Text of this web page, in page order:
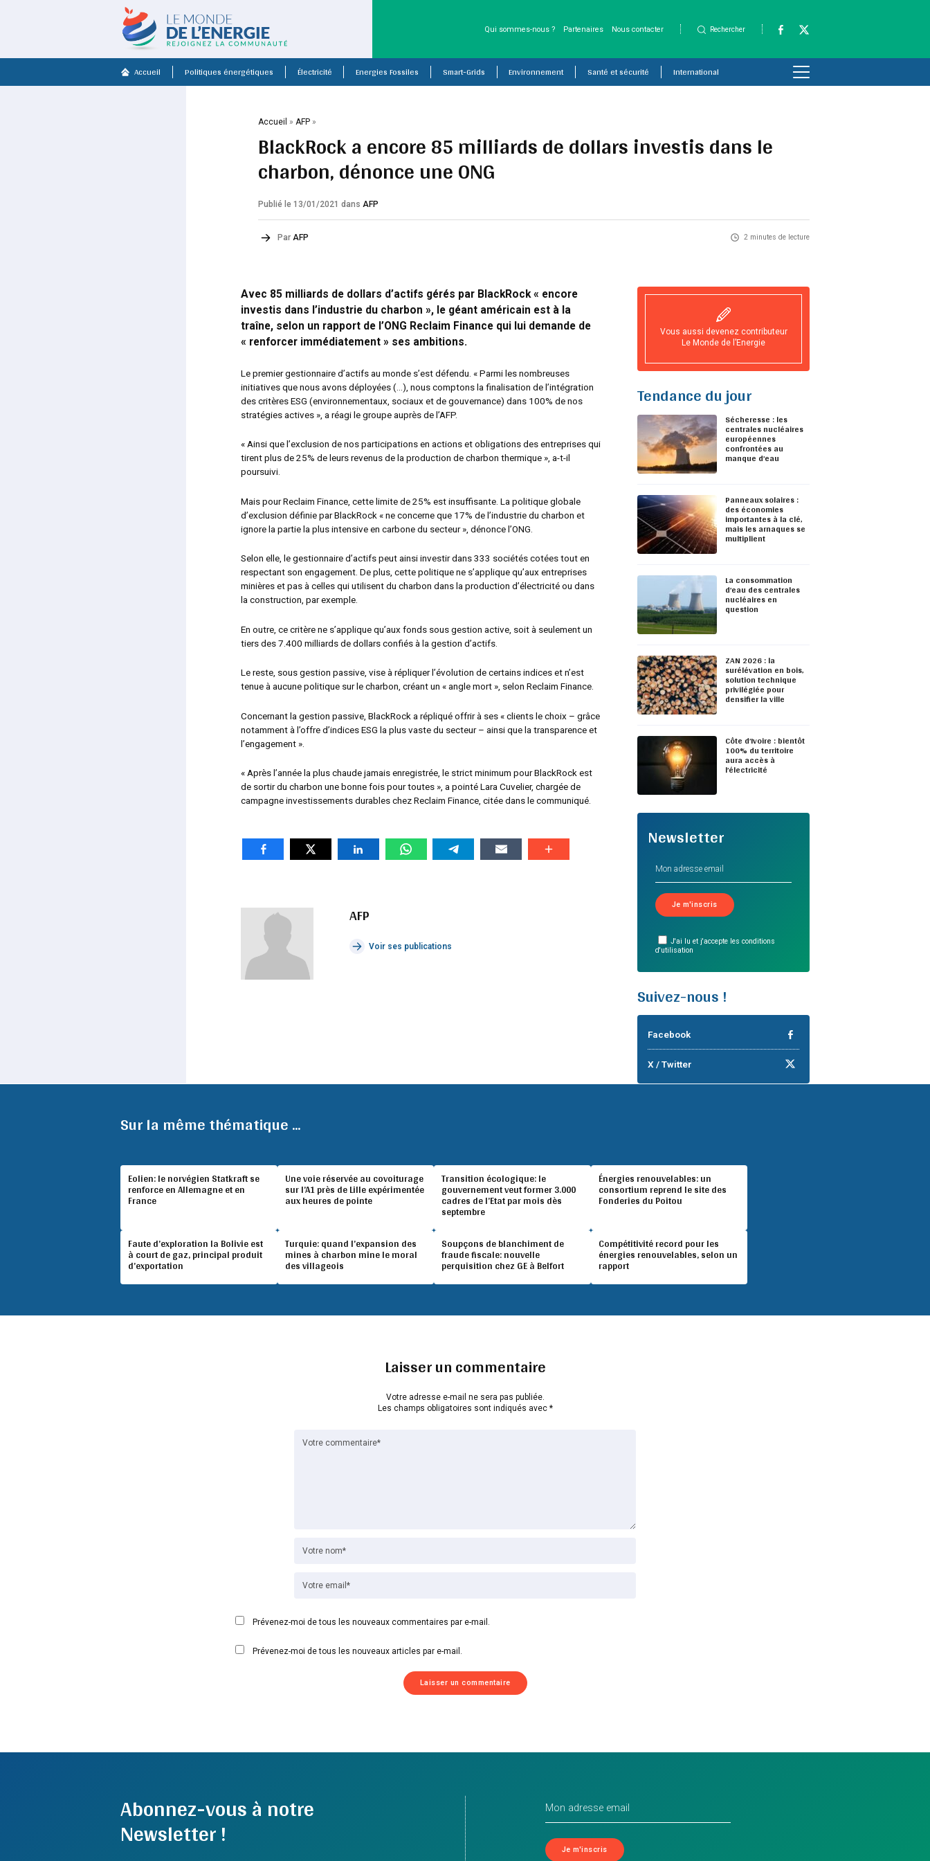
Qui sommes-nous ? Partenaires Nous contacter Rechercher
Accueil Politiques énergétiques Électricité Energies Fossiles Smart-Grids Environnement Santé et sécurité International
Accueil »AFP »
BlackRock a encore 85 milliards de dollars investis dans le
charbon, dénonce une ONG
Publié le 13/01/2021dans AFP
Par AFP 2 minutes de lecture
Avec 85 milliards de dollars d’actifs gérés par BlackRock « encore
investis dans l’industrie du charbon », le géant américain est à la
traîne, selon un rapport de l’ONG Reclaim Finance qui lui demande de
« renforcer immédiatement » ses ambitions.
Le premier gestionnaire d’actifs au monde s’est défendu. « Parmi les nombreuses
initiatives que nous avons déployées (…), nous comptons la finalisation de l’intégration
des critères ESG (environnementaux, sociaux et de gouvernance) dans 100% de nos
stratégies actives », a réagi le groupe auprès de l’AFP.
« Ainsi que l’exclusion de nos participations en actions et obligations des entreprises qui
tirent plus de 25% de leurs revenus de la production de charbon thermique », a-t-il
poursuivi.
Mais pour Reclaim Finance, cette limite de 25% est insuffisante. La politique globale
d’exclusion définie par BlackRock « ne concerne que 17% de l’industrie du charbon et
ignore la partie la plus intensive en carbone du secteur », dénonce l’ONG.
Selon elle, le gestionnaire d’actifs peut ainsi investir dans 333 sociétés cotées tout en
respectant son engagement. De plus, cette politique ne s’applique qu’aux entreprises
minières et pas à celles qui utilisent du charbon dans la production d’électricité ou dans
la construction, par exemple.
En outre, ce critère ne s’applique qu’aux fonds sous gestion active, soit à seulement un
tiers des 7.400 milliards de dollars confiés à la gestion d’actifs.
Le reste, sous gestion passive, vise à répliquer l’évolution de certains indices et n’est
tenue à aucune politique sur le charbon, créant un « angle mort », selon Reclaim Finance.
Concernant la gestion passive, BlackRock a répliqué offrir à ses « clients le choix – grâce
notamment à l’offre d’indices ESG la plus vaste du secteur – ainsi que la transparence et
l’engagement ».
« Après l’année la plus chaude jamais enregistrée, le strict minimum pour BlackRock est
de sortir du charbon une bonne fois pour toutes », a pointé Lara Cuvelier, chargée de
campagne investissements durables chez Reclaim Finance, citée dans le communiqué.
AFP
Voir ses publications
Vous aussi devenez contributeur
Le Monde de l’Energie
Tendance du jour
Sécheresse : les
centrales nucléaires
européennes
confrontées au
manque d’eau
Panneaux solaires :
des économies
importantes à la clé,
mais les arnaques se
multiplient
La consommation
d’eau des centrales
nucléaires en
question
ZAN 2026 : la
surélévation en bois,
solution technique
privilégiée pour
densifier la ville
Côte d’Ivoire : bientôt
100% du territoire
aura accès à
l’électricité
Newsletter
J'ai lu et j'accepte les conditions
d'utilisation
Suivez-nous !
Facebook
X / Twitter
Sur la même thématique ...
Eolien: le norvégien Statkraft se
renforce en Allemagne et en
France
Une voie réservée au covoiturage
sur l’A1 près de Lille expérimentée
aux heures de pointe
Transition écologique: le
gouvernement veut former 3.000
cadres de l’Etat par mois dès
septembre
Énergies renouvelables: un
consortium reprend le site des
Fonderies du Poitou
Faute d’exploration la Bolivie est
à court de gaz, principal produit
d’exportation
Turquie: quand l’expansion des
mines à charbon mine le moral
des villageois
Soupçons de blanchiment de
fraude fiscale: nouvelle
perquisition chez GE à Belfort
Compétitivité record pour les
énergies renouvelables, selon un
rapport
Laisser un commentaire
Votre adresse e-mail ne sera pas publiée.
Les champs obligatoires sont indiqués avec *
Prévenez-moi de tous les nouveaux commentaires par e-mail.
Prévenez-moi de tous les nouveaux articles par e-mail.
Abonnez-vous à notre
Newsletter !